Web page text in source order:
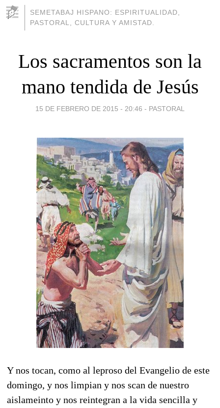
SEMETABAJ HISPANO: ESPIRITUALIDAD,
PASTORAL, CULTURA Y AMISTAD.
Los sacramentos son la
mano tendida de Jesús
15 DE FEBRERO DE 2015 - 20:46 - PASTORAL
Y nos tocan, como al leproso del Evangelio de este
domingo, y nos limpian y nos scan de nuestro
aislameinto y nos reintegran a la vida sencilla y